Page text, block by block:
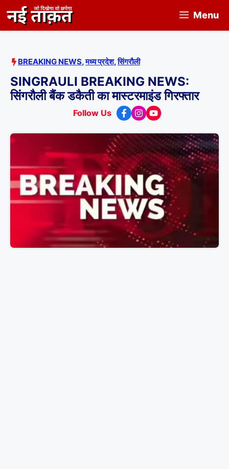
to
content
Menu
BREAKING NEWS,मध्य प्रदेश,सिंगरौली
SINGRAULI BREAKING NEWS:
सिंगरौली बैंक डकैती का मास्टरमाइंड गिरफ्तार
Follow Us